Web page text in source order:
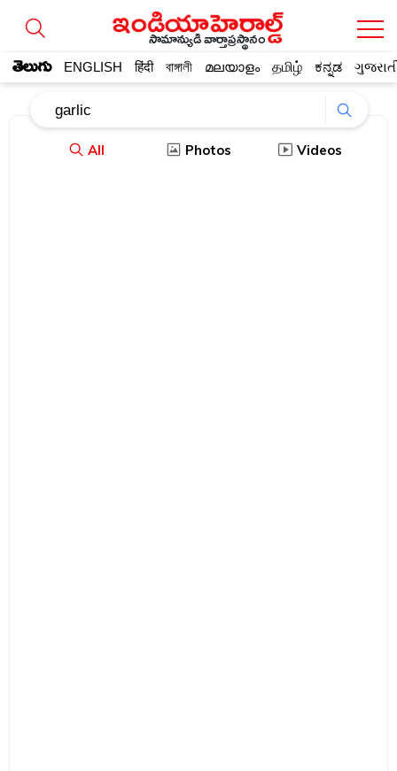
సామాన్యుడి వార్తాప్రస్థానం
తెలుగు ENGLISH हिंदी বাঙ্গালী മലയാളം தமிழ் ಕನ್ನಡ
All Photos Videos